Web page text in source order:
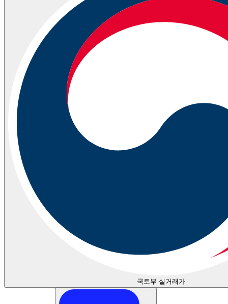
국토부 실거래가